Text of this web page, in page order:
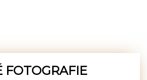
FOTOGRAFIE